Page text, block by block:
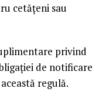
cetățeni sau
privind
de notificare
regulă.